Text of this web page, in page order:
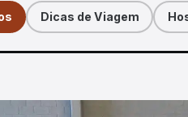
Dicas de Viagem